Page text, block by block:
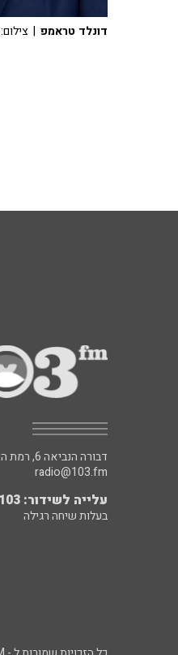
דונלד טראמפ | צילום: Brandon Bell/Getty Images
דבורה הנביאה 6, רמת השרון
radio@103.fm
עלייה לשידור: 0552-103-103
בעלות שיחה רגילה